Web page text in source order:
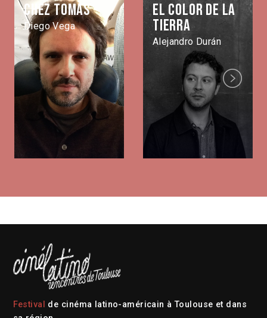
Chez Tomàs
Diego Vega
El color de la
tierra
Alejandro Durán
Next
Festival
de cinéma latino-américain à Toulouse et dans